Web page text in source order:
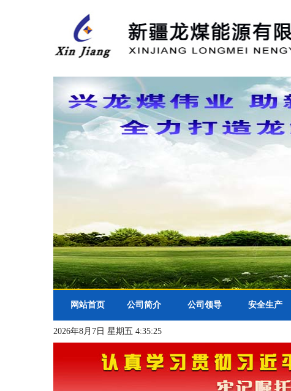
网站首页 公司简介 公司领导 安全生产
2026年8月7日 星期五 4:35:26